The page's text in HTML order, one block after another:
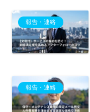
報告・連絡
報告・連絡